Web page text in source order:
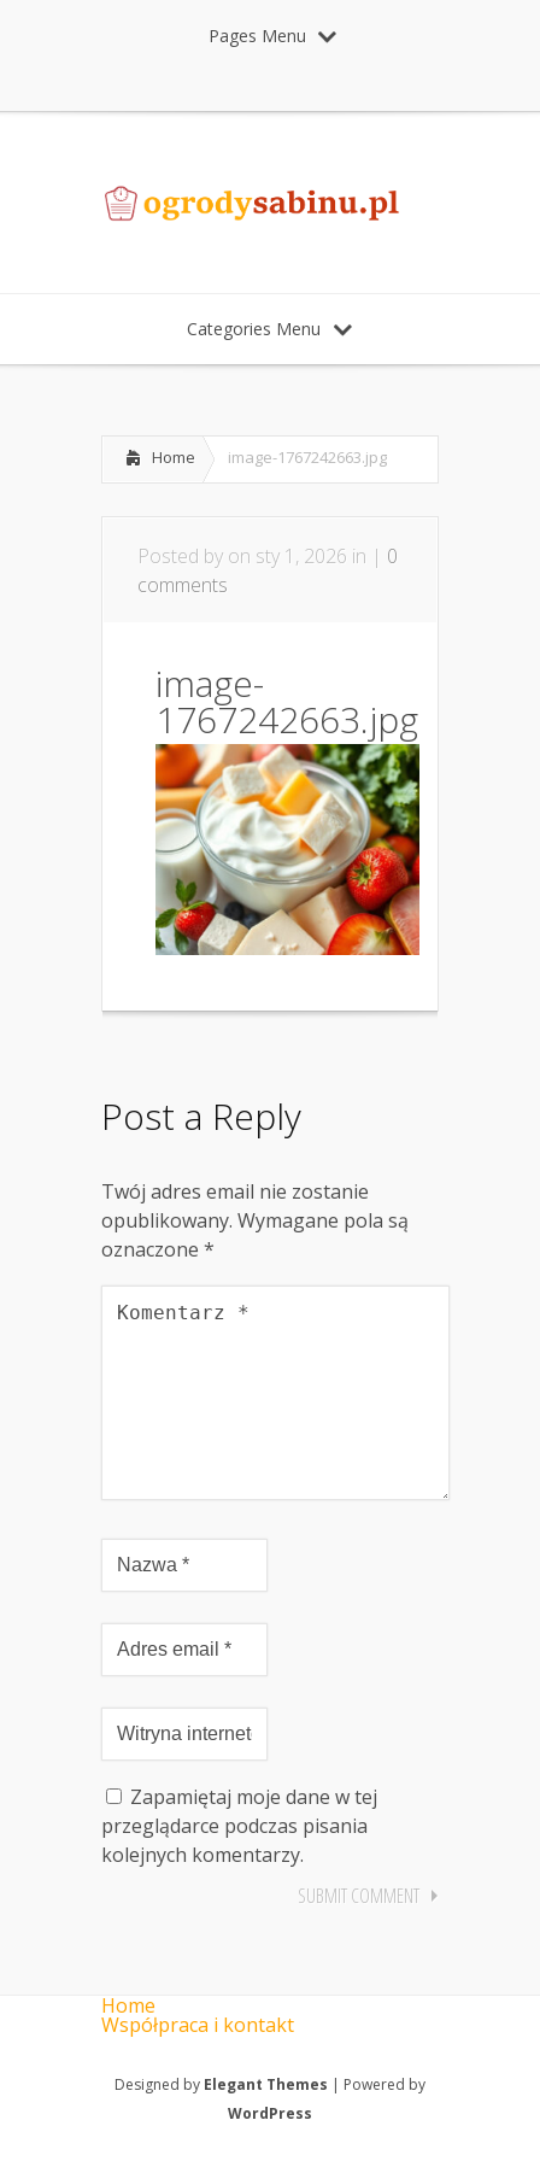
Pages Menu
Categories Menu
Home image-1767242663.jpg
Posted by on sty 1, 2026 in | 0
comments
image-
1767242663.jpg
Post a Reply
Twój adres email nie zostanie
opublikowany. Wymagane pola są
oznaczone *
Zapamiętaj moje dane w tej
przeglądarce podczas pisania
kolejnych komentarzy.
Home
Współpraca i kontakt
Designed by Elegant Themes | Powered by
WordPress